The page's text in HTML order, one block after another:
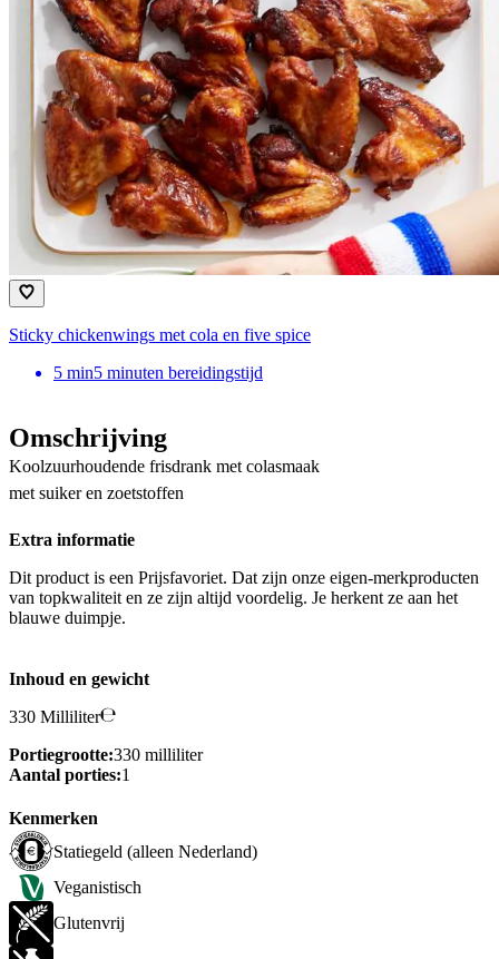
Sticky chickenwings met cola en five spice
5 min5 minuten bereidingstijd
Omschrijving
Koolzuurhoudende frisdrank met colasmaak
met suiker en zoetstoffen
Extra informatie
Dit product is een Prijsfavoriet. Dat zijn onze eigen-merkproducten
van topkwaliteit en ze zijn altijd voordelig. Je herkent ze aan het
blauwe duimpje.
Inhoud en gewicht
330 Milliliter
Portiegrootte:330 milliliter
Aantal porties:1
Kenmerken
Statiegeld (alleen Nederland)
Veganistisch
Glutenvrij